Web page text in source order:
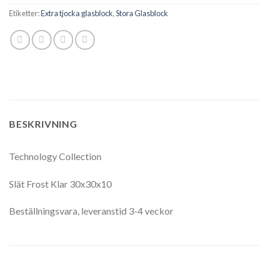
Etiketter:Extra tjocka glasblock,Stora Glasblock
BESKRIVNING
Technology Collection
Slät Frost Klar 30x30x10
Beställningsvara, leveranstid 3-4 veckor